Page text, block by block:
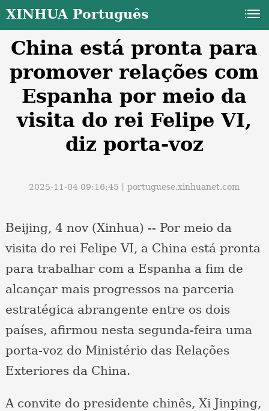
XINHUA Português
China está pronta para
promover relações com
Espanha por meio da
visita do rei Felipe VI,
diz porta-voz
2025-11-04 09:16:45丨portuguese.xinhuanet.com
Beijing, 4 nov (Xinhua) -- Por meio da
visita do rei Felipe VI, a China está pronta
para trabalhar com a Espanha a fim de
alcançar mais progressos na parceria
estratégica abrangente entre os dois
países, afirmou nesta segunda-feira uma
porta-voz do Ministério das Relações
Exteriores da China.
A convite do presidente chinês, Xi Jinping,